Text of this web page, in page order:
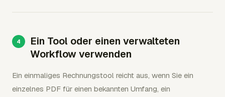
Ein Tool oder einen verwalteten
Workflow verwenden
Ein einmaliges Rechnungstool reicht aus, wenn Sie ein
einzelnes PDF für einen bekannten Umfang, ein